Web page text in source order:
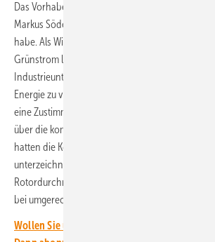
Das Vorhaben war 2022 vom bayerischen
Markus Söder als Pilotprojekt geadelt worden,
habe. Als Wind- und Wasserstoff-Energiepark
Grünstrom liefern, um regionale energieintensive
Industrieunternehmen wie die ansässige
Energie zu versorgen. Eine Bürgerbefragung
eine Zustimmung zu dem Bau von 85 Prozent
über die kommunale Beteiligung von rund 30
hatten die Kommunen im April bei CPC Germania
unterzeichnet. Die Anlagen mit 162 Meter
Rotordurchmesser sollen eine Auslastung mit
bei umgerechnet jährlich knapp 3.000
Wollen Sie über die Energiewende auf dem